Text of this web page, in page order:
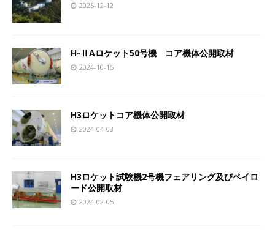
2025-12-12
H-ⅡAロケット50号機 コア機体公開取材
2024-10-15
H3ロケットコア機体公開取材
2024-04-03
H3ロケット試験機2号機フェアリング及びペイロ
ード公開取材
2024-02-05